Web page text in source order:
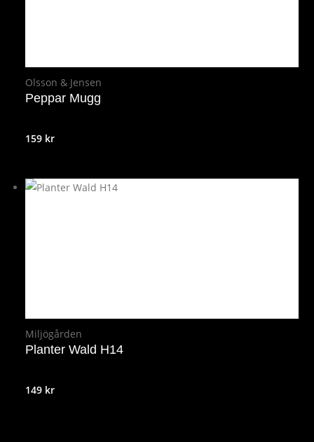
Olsson & Jensen
Peppar Mugg
159 kr
Miljögården
Planter Wald H14
149 kr